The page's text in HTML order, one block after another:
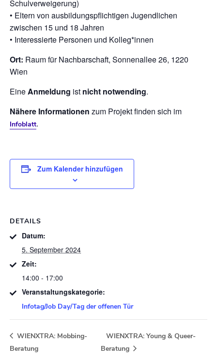
Schulverweigerung)
• Eltern von ausbildungspflichtigen Jugendlichen
zwischen 15 und 18 Jahren
• Interessierte Personen und Kolleg*innen
Ort: Raum für Nachbarschaft, Sonnenallee 26, 1220
Wien
EineAnmeldung ist nicht notwending.
Nähere Informationen zum Projekt finden sich im
Infoblatt.
Zum Kalender hinzufügen
DETAILS
Datum:
5. September 2024
Zeit:
14:00 - 17:00
Veranstaltungskategorie:
Infotag/Job Day/Tag der offenen Tür
WIENXTRA: Mobbing-
Beratung
WIENXTRA: Young & Queer-
Beratung